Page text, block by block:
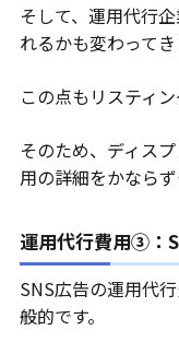
そして、運用代行
れるかも変わってき
この点もリスティ
そのため、ディス
用の詳細をかなら
運用代行費用③：
SNS広告の運用代
般的です。